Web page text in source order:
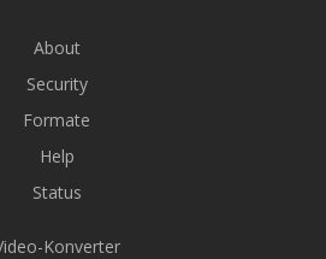
About
Security
Formate
Help
Status
Konverter